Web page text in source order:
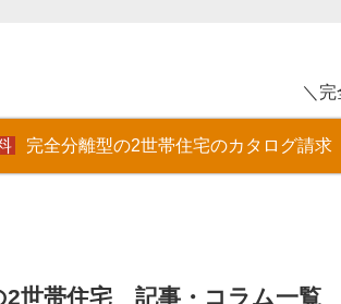
＼
完全分離型の2世帯住宅のカタログ請求
2世帯住宅 記事・コラム一覧